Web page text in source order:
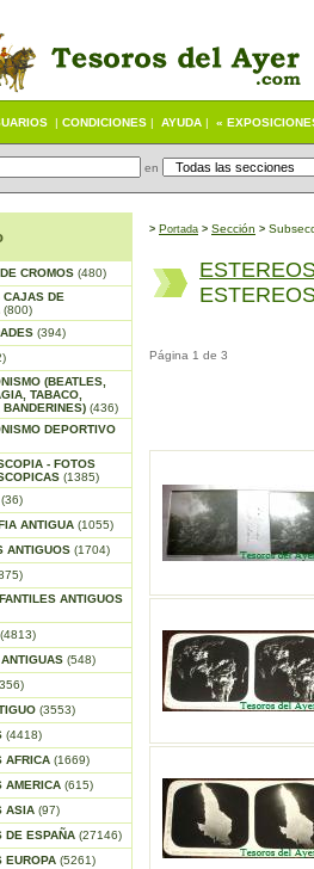
| CONDICIONES | AYUDA | «
en
CROMOS (480)
CAJAS DE
(800)
(394)
(BEATLES,
TABACO,
BANDERINES) (436)
DEPORTIVO
- FOTOS
(1385)
(36)
ANTIGUA (1055)
ANTIGUOS (1704)
ANTIGUOS
(4813)
(548)
(3553)
(4418)
AFRICA (1669)
AMERICA (615)
ASIA (97)
DE ESPAÑA (27146)
EUROPA (5261)
> Portada > Sección >
Página 1 de 3